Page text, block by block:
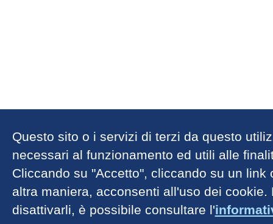
Questo sito o i servizi di terzi da questo
necessari al funzionamento ed utili alle
Cliccando su "Accetto", cliccando su un
altra maniera, acconsenti all'uso dei
disattivarli, è possibile consultare l'